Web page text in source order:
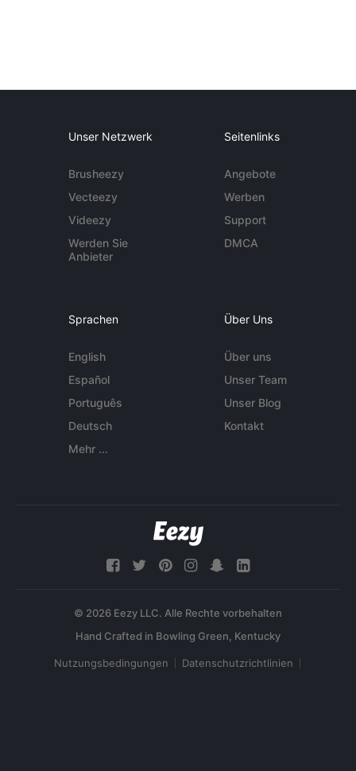
Unser Netzwerk
Brusheezy
Vecteezy
Videezy
Werden Sie
Anbieter
Seitenlinks
Angebote
Werben
Support
DMCA
Sprachen
English
Español
Português
Deutsch
Mehr ...
Über Uns
Über uns
Unser Team
Unser Blog
Kontakt
© 2026 Eezy LLC. Alle Rechte vorbehalten
Nutzungsbedingungen Datenschutzrichtlinien